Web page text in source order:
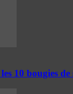
10 bougies de